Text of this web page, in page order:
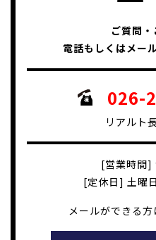
ご質問・
電話もしくはメー
026-
リアルト
[営業時間]
[定休日] 土曜
メールができる